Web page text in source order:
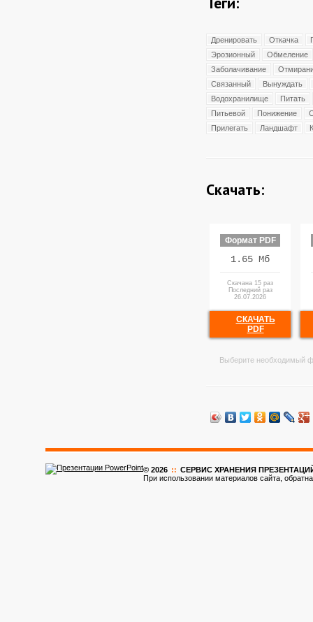
Дренировать Откачка
Эрозионный
Обмеление
Заболачивание
Связанный
Вынуждать
Водохранилище
Питать
Питьевой
Понижение
Прилегать
Ландшафт
Скачать:
Формат PDF
1.65 Мб
Скачана 15 раз
Последний раз
26.07.2026
СКАЧАТЬ
PDF
Выберите необходимый
© 2026 :: CЕРВИС ХРАНЕНИЯ ПРЕЗЕНТАЦИЙ
При использовании материалов сайта,